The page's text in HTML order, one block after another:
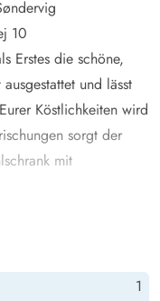
10
Erstes die schöne,
und lässt
Köstlichkeiten wird
sorgt der
mit
Wohn- und
offene
1